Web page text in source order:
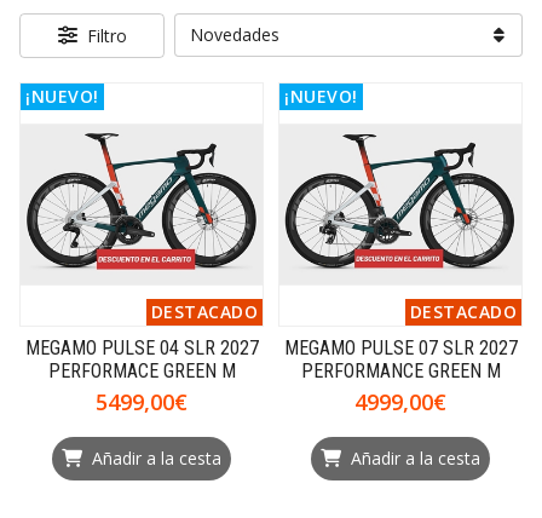
Filtro
DESTACADO
¡NUEVO!
MEGAMO PULSE 04 SLR 2027
PERFORMACE GREEN M
5499,00€
Añadir a la cesta
DESTACADO
¡NUEVO!
MEGAMO PULSE 07 SLR 2027
PERFORMANCE GREEN M
4999,00€
Añadir a la cesta